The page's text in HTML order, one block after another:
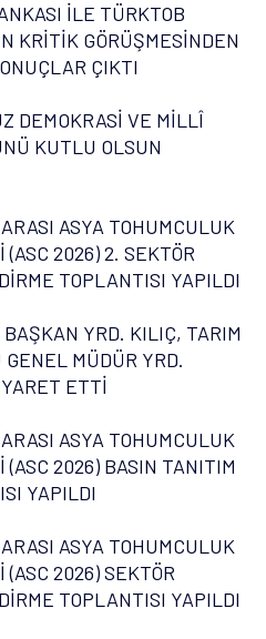
İLE TÜRKTOB
KRİTİK GÖRÜŞMESİNDEN
ÇIKTI
DEMOKRASİ VE MİLLÎ
KUTLU OLSUN
ASYA TOHUMCULUK
(ASC 2026) 2. SEKTÖR
TOPLANTISI YAPILDI
YRD. KILIÇ, TARIM
GENEL MÜDÜR YRD.
ETTİ
ASYA TOHUMCULUK
(ASC 2026) BASIN TANITIM
YAPILDI
ASYA TOHUMCULUK
(ASC 2026) SEKTÖR
TOPLANTISI YAPILDI